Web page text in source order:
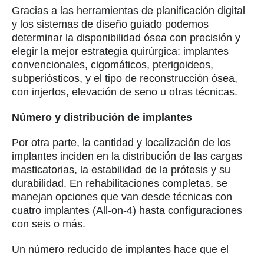
Gracias a las herramientas de planificación digital
y los sistemas de diseño guiado podemos
determinar la disponibilidad ósea con precisión y
elegir la mejor estrategia quirúrgica: implantes
convencionales, cigomáticos, pterigoideos,
subperiósticos, y el tipo de reconstrucción ósea,
con injertos, elevación de seno u otras técnicas.
Número y distribución de implantes
Por otra parte, la cantidad y localización de los
implantes inciden en la distribución de las cargas
masticatorias, la estabilidad de la prótesis y su
durabilidad. En rehabilitaciones completas, se
manejan opciones que van desde técnicas con
cuatro implantes (All-on-4) hasta configuraciones
con seis o más.
Un número reducido de implantes hace que el